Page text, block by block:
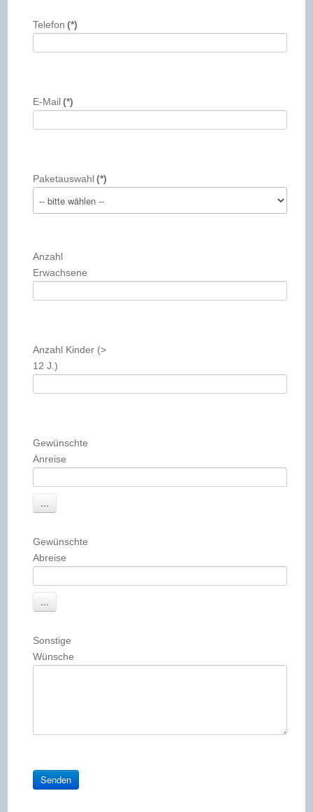
Telefon (*)
E-Mail(*)
Paketauswahl(*)
Anzahl
Erwachsene
Anzahl Kinder (>
12 J.)
Gewünschte
Anreise
Gewünschte
Abreise
Sonstige
Wünsche